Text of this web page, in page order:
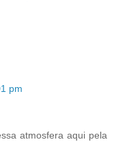
pm
atmosfera aqui pela